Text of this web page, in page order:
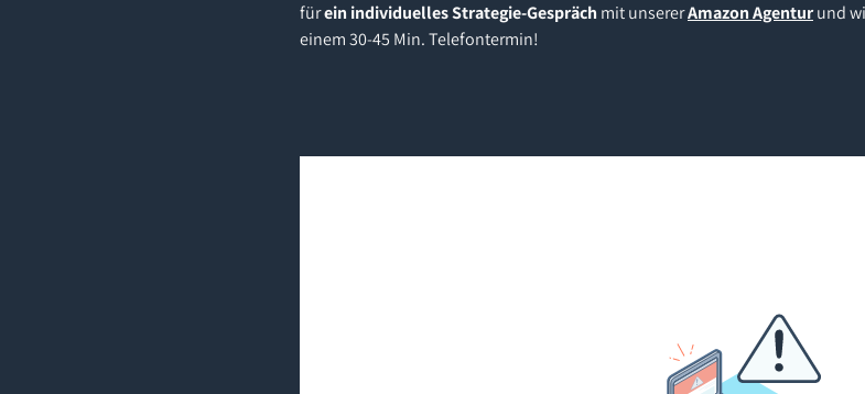
fürein individuelles Strategie-Gespräch mit unsererAmazon Agenturund
einem 30-45 Min. Telefontermin!